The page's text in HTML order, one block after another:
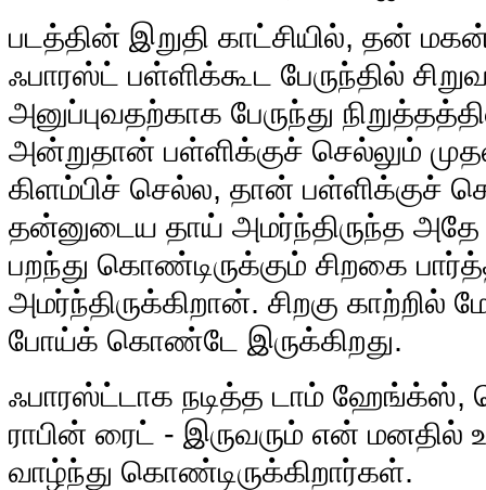
படத்தின் இறுதி காட்சியில், தன்
ஃபாரஸ்ட் பள்ளிக்கூட பேருந்தில்
அனுப்புவதற்காக பேருந்து
அன்றுதான் பள்ளிக்குச் செல்லும்
கிளம்பிச் செல்ல, தான் பள்ளிக்குச்
தன்னுடைய தாய் அமர்ந்திருந்த அதே
பறந்து கொண்டிருக்கும் சிறகை
அமர்ந்திருக்கிறான். சிறகு காற்றில்
போய்க் கொண்டே இருக்கிறது.
ஃபாரஸ்ட்டாக நடித்த டாம் ஹேங்க்ஸ்,
ராபின் ரைட் - இருவரும் என் மனதில்
வாழ்ந்து கொண்டிருக்கிறார்கள்.